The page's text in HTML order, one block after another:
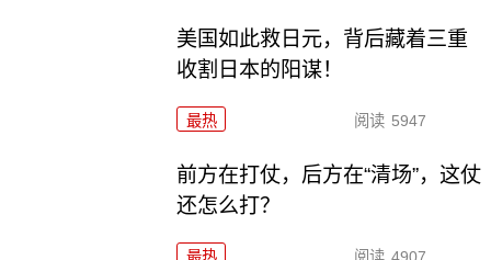
美国如此救日元，背后藏着三重
收割日本的阳谋！
最热 阅读 5947
前方在打仗，后方在“清场”，这仗
还怎么打？
最热 阅读 4907